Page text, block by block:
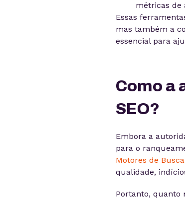
métricas de
Essas
mas também a
essencial para
Como a
SEO?
Embora a
para o
Motores de
qualidade,
Portanto, quanto